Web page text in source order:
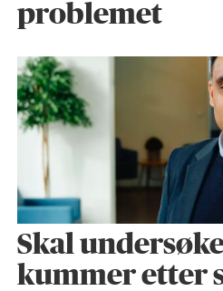
problemet
Skal
kummer etter